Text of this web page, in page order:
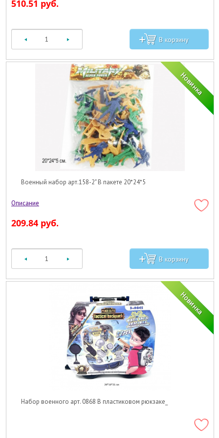
510.51 руб.
Военный набор арт.158-2" В пакете 20*24*5
209.84 руб.
Набор военного арт. 0868 В пластиковом рюкзаке_